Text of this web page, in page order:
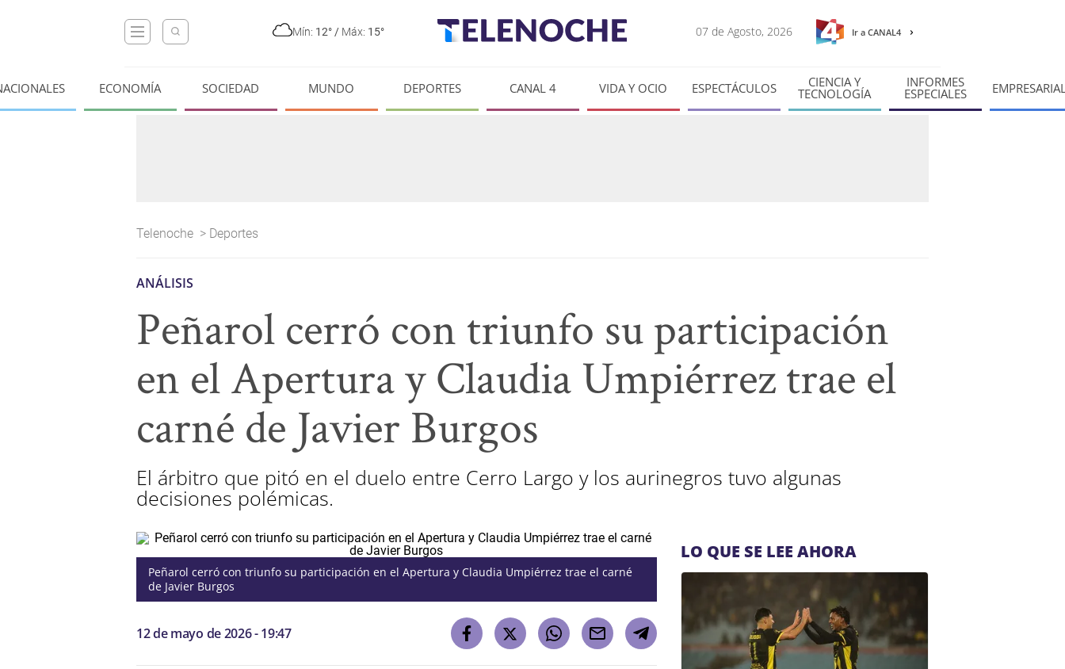
Mín: 12° / Máx: 15° 07 de Agosto, 2026 Ir a CANAL4
ECONOMÍA SOCIEDAD MUNDO DEPORTES CANAL 4 VIDA Y OCIO ESPECTÁCULOS CIENCIA Y
TECNOLOGÍA
INFORMES
ESPECIALES
Telenoche > Deportes
ANÁLISIS
Peñarol cerró con triunfo su participación
en el Apertura y Claudia Umpiérrez trae el
carné de Javier Burgos
El árbitro que pitó en el duelo entre Cerro Largo y los aurinegros tuvo algunas
decisiones polémicas.
Peñarol cerró con triunfo su participación en el Apertura y Claudia Umpiérrez trae el carné
de Javier Burgos
12 de mayo de 2026 - 19:47
LO QUE SE LEE AHORA